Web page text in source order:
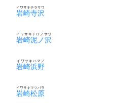
岩崎寺沢
イワサキテラサワ
岩崎泥ノ沢
イワサキドロノサワ
岩崎浜野
イワサキハマノ
岩崎松原
イワサキマツバラ